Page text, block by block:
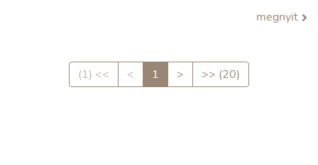
megnyit
(1) << < 1 > >> (20)